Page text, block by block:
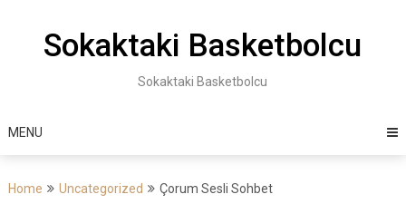
Sokaktaki Basketbolcu
Sokaktaki Basketbolcu
MENU
Home Uncategorized Çorum Sesli Sohbet